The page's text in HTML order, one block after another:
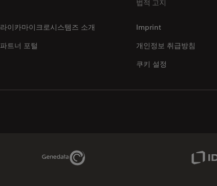
라이카마이크로시스템즈 소개
파트너 포털
법적 고지
Imprint
개인정보 취급방침
쿠키 설정
Genedata Link